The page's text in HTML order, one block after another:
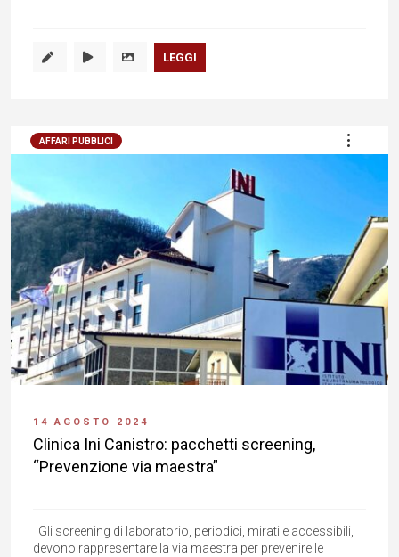
LEGGI
AFFARI PUBBLICI
14 AGOSTO 2024
Clinica Ini Canistro: pacchetti screening,
“Prevenzione via maestra”
Gli screening di laboratorio, periodici, mirati e accessibili,
devono rappresentare la via maestra per prevenire le